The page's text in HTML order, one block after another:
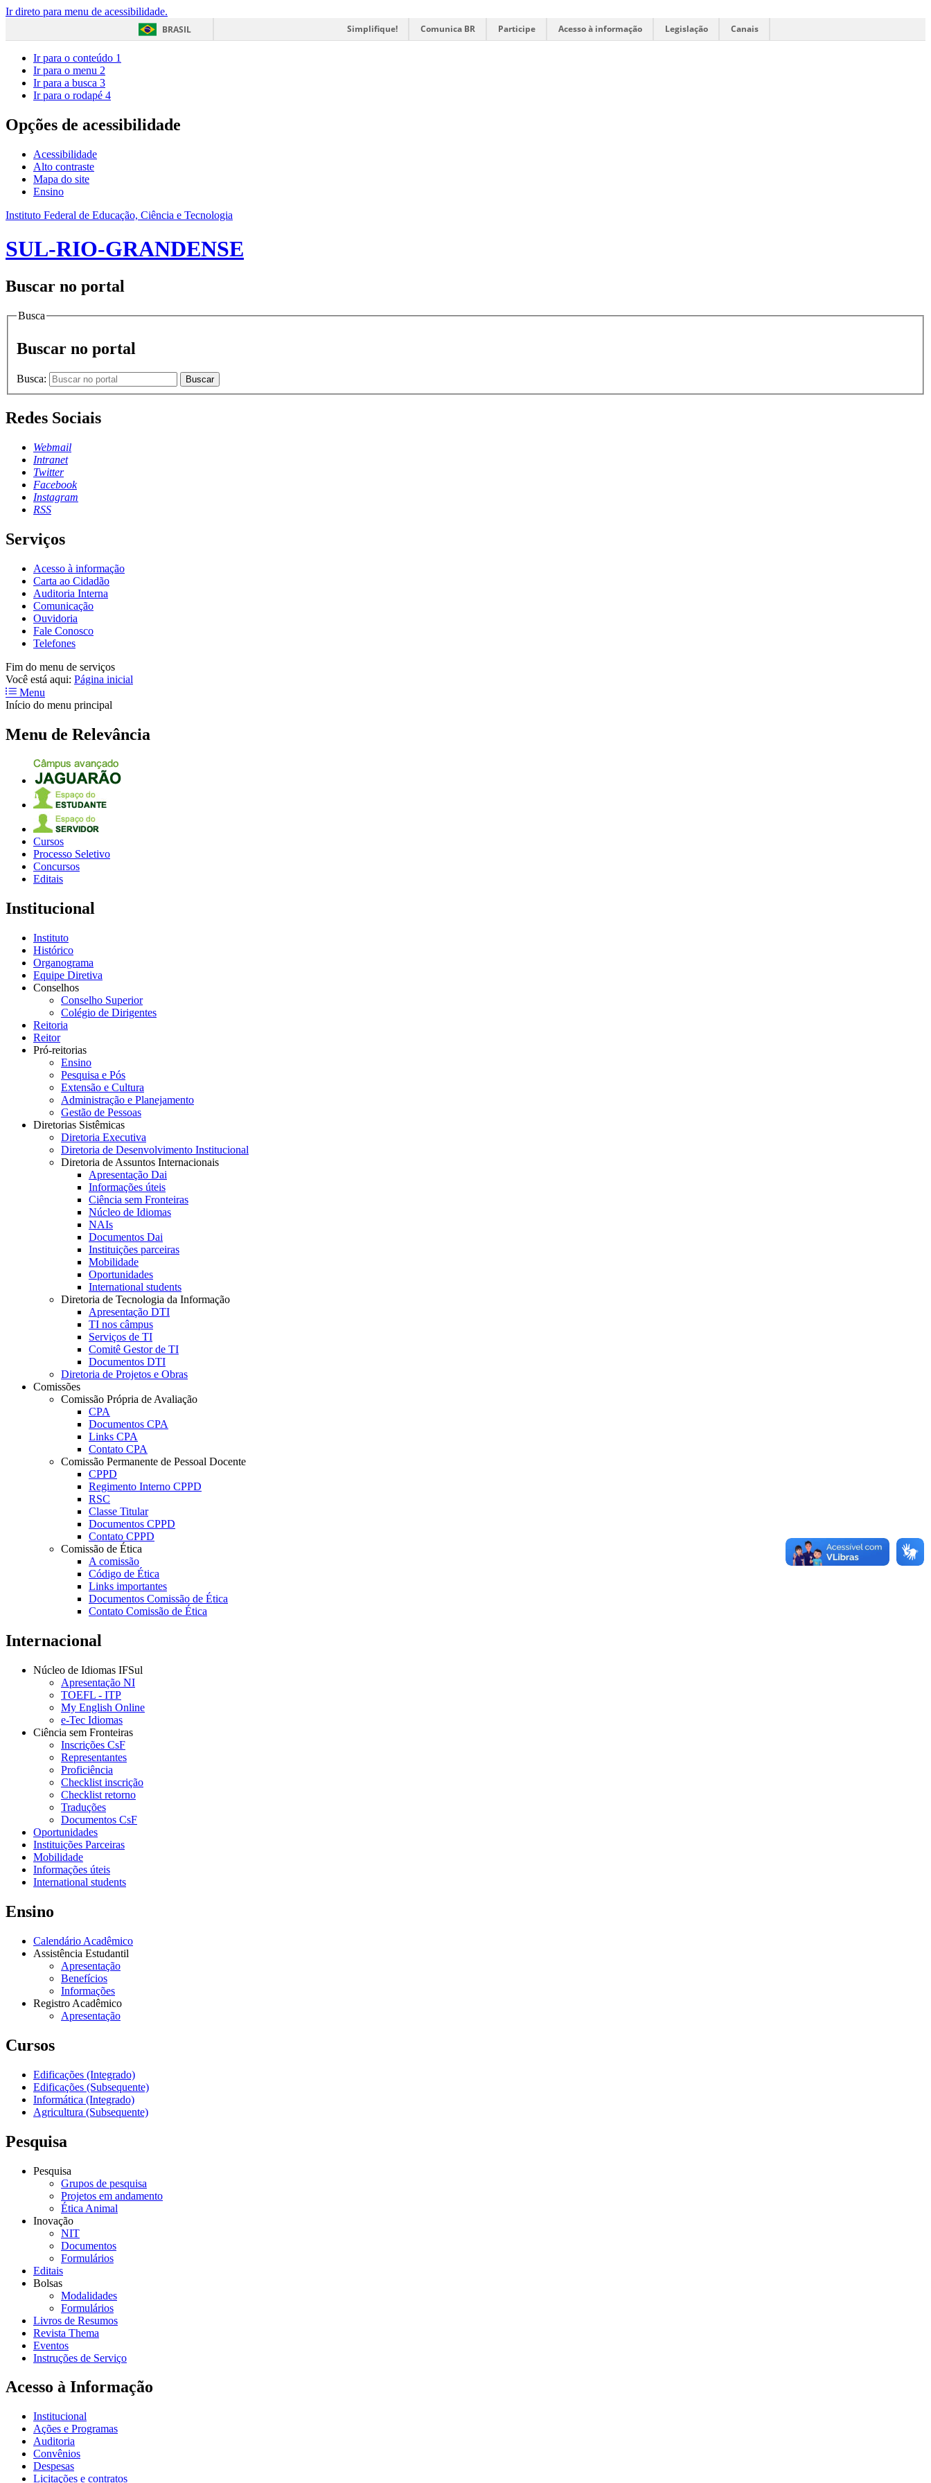
Ir direto para menu de acessibilidade.
BRASIL
Simplifique! Comunica BR Participe Acesso à informação Legislação Canais
Ir para o conteúdo 1
Ir para o menu 2
Ir para a busca 3
Ir para o rodapé 4
Opções de acessibilidade
Acessibilidade
Alto contraste
Mapa do site
Ensino
Instituto Federal de Educação, Ciência e Tecnologia
SUL-RIO-GRANDENSE
Buscar no portal
Busca
Buscar no portal
Busca: Buscar
Redes Sociais
Webmail
Intranet
Twitter
Facebook
Instagram
RSS
Serviços
Acesso à informação
Carta ao Cidadão
Auditoria Interna
Comunicação
Ouvidoria
Fale Conosco
Telefones
Fim do menu de serviços
Você está aqui: Página inicial
Menu
Início do menu principal
Menu de Relevância
Cursos
Processo Seletivo
Concursos
Editais
Institucional
Instituto
Histórico
Organograma
Equipe Diretiva
Conselhos
Conselho Superior
Colégio de Dirigentes
Reitoria
Reitor
Pró-reitorias
Ensino
Pesquisa e Pós
Extensão e Cultura
Administração e Planejamento
Gestão de Pessoas
Diretorias Sistêmicas
Diretoria Executiva
Diretoria de Desenvolvimento Institucional
Diretoria de Assuntos Internacionais
Apresentação Dai
Informações úteis
Ciência sem Fronteiras
Núcleo de Idiomas
NAIs
Documentos Dai
Instituições parceiras
Mobilidade
Oportunidades
International students
Diretoria de Tecnologia da Informação
Apresentação DTI
TI nos câmpus
Serviços de TI
Comitê Gestor de TI
Documentos DTI
Diretoria de Projetos e Obras
Comissões
Comissão Própria de Avaliação
CPA
Documentos CPA
Links CPA
Contato CPA
Comissão Permanente de Pessoal Docente
CPPD
Regimento Interno CPPD
RSC
Classe Titular
Documentos CPPD
Contato CPPD
Comissão de Ética
A comissão
Código de Ética
Links importantes
Documentos Comissão de Ética
Contato Comissão de Ética
Internacional
Núcleo de Idiomas IFSul
Apresentação NI
TOEFL - ITP
My English Online
e-Tec Idiomas
Ciência sem Fronteiras
Inscrições CsF
Representantes
Proficiência
Checklist inscrição
Checklist retorno
Traduções
Documentos CsF
Oportunidades
Instituições Parceiras
Mobilidade
Informações úteis
International students
Ensino
Calendário Acadêmico
Assistência Estudantil
Apresentação
Benefícios
Informações
Registro Acadêmico
Apresentação
Cursos
Edificações (Integrado)
Edificações (Subsequente)
Informática (Integrado)
Agricultura (Subsequente)
Pesquisa
Pesquisa
Grupos de pesquisa
Projetos em andamento
Ética Animal
Inovação
NIT
Documentos
Formulários
Editais
Bolsas
Modalidades
Formulários
Livros de Resumos
Revista Thema
Eventos
Instruções de Serviço
Acesso à Informação
Institucional
Ações e Programas
Auditoria
Convênios
Despesas
Licitações e contratos